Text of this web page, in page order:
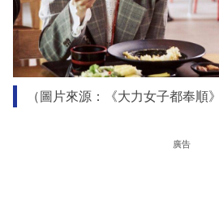
（圖片來源：《大力女子都奉順
廣告